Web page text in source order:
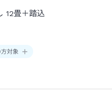
12畳＋踏込
対象